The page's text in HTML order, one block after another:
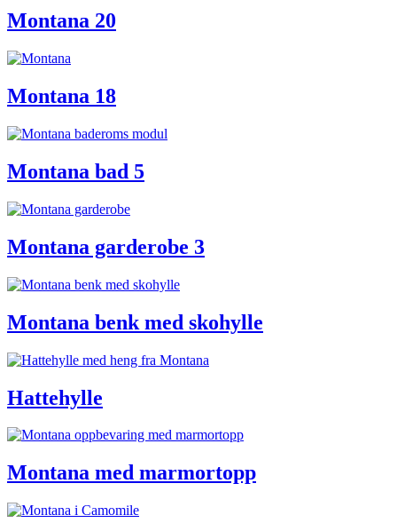
Montana 20
Montana 18
Montana bad 5
Montana garderobe 3
Montana benk med skohylle
Hattehylle
Montana med marmortopp